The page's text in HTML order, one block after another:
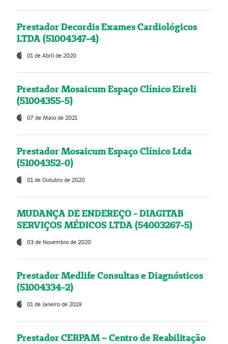
Prestador Decordis Exames Cardiológicos
LTDA (51004347-4)
01 de Abril de 2020
Prestador Mosaicum Espaço Clínico Eireli
(51004355-5)
07 de Maio de 2021
Prestador Mosaicum Espaço Clínico Ltda
(51004352-0)
01 de Outubro de 2020
MUDANÇA DE ENDEREÇO - DIAGITAB
SERVIÇOS MÉDICOS LTDA (54003267-5)
03 de Novembro de 2020
Prestador Medlife Consultas e Diagnósticos
(51004334-2)
01 de Janeiro de 2019
Prestador CERPAM – Centro de Reabilitação